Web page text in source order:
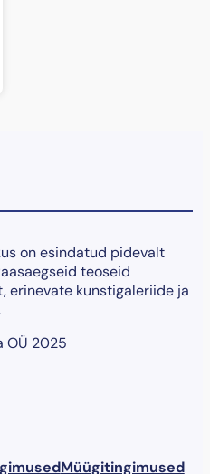
on esindatud pidevalt
teoseid
erinevate kunstigaleriide ja
OÜ 2025
Müügitingimused